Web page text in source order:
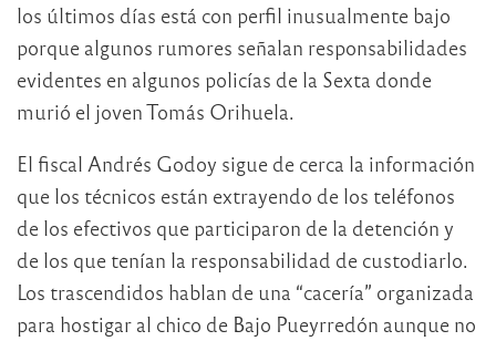
los últimos días está con perfil inusualmente bajo
porque algunos rumores señalan responsabilidades
evidentes en algunos policías de la Sexta donde
murió el joven Tomás Orihuela.
El fiscal Andrés Godoy sigue de cerca la información
que los técnicos están extrayendo de los teléfonos
de los efectivos que participaron de la detención y
de los que tenían la responsabilidad de custodiarlo.
Los trascendidos hablan de una “cacería” organizada
para hostigar al chico de Bajo Pueyrredón aunque no